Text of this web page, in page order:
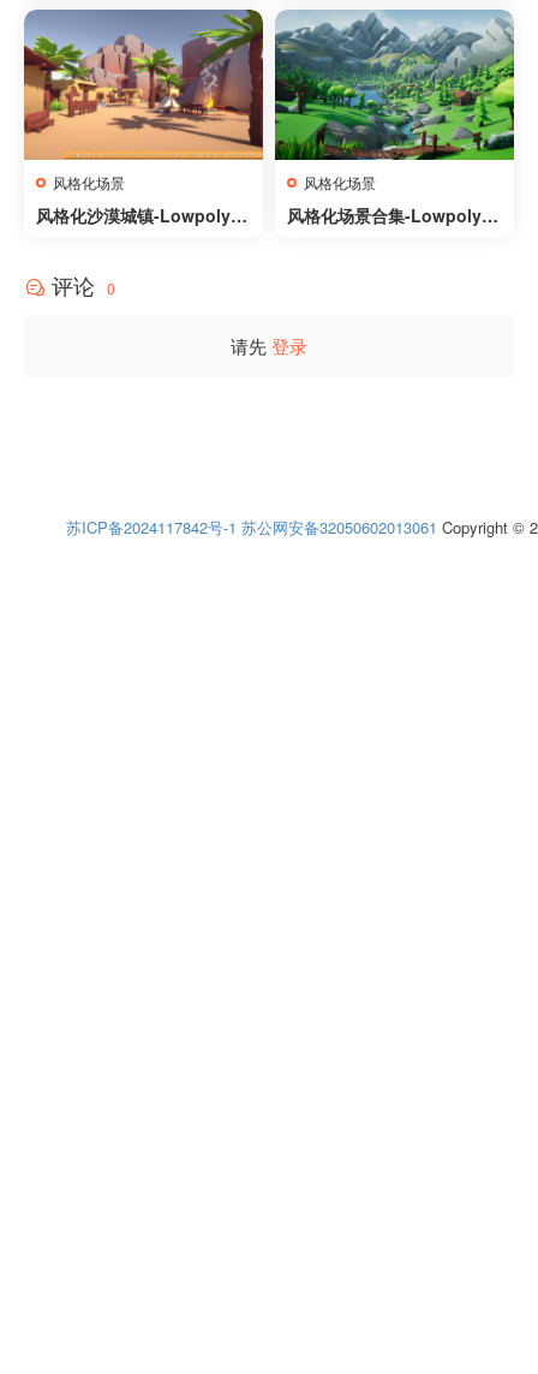
10 Styles and many small
props
风格化场景
风格化沙漠城镇-Lowpoly S
风格化场景
风格化场景合集-Lowpoly S
评论 0
请先登录
苏ICP备2024117842号-1 苏公网安备32050602013061 Copyright ©